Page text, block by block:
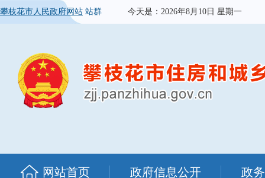
攀枝花市人民政府网站 站群 今天是： 2026年8月10日 星期一
网站首页 政府信息公开 政